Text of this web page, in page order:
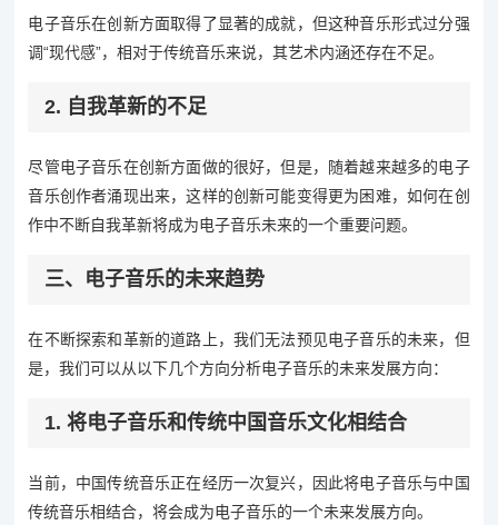
电子音乐在创新方面取得了显著的成就，但这种音乐形式过分强
调“现代感”，相对于传统音乐来说，其艺术内涵还存在不足。
2. 自我革新的不足
尽管电子音乐在创新方面做的很好，但是，随着越来越多的电子
音乐创作者涌现出来，这样的创新可能变得更为困难，如何在创
作中不断自我革新将成为电子音乐未来的一个重要问题。
三、电子音乐的未来趋势
在不断探索和革新的道路上，我们无法预见电子音乐的未来，但
是，我们可以从以下几个方向分析电子音乐的未来发展方向：
1. 将电子音乐和传统中国音乐文化相结合
当前，中国传统音乐正在经历一次复兴，因此将电子音乐与中国
传统音乐相结合，将会成为电子音乐的一个未来发展方向。